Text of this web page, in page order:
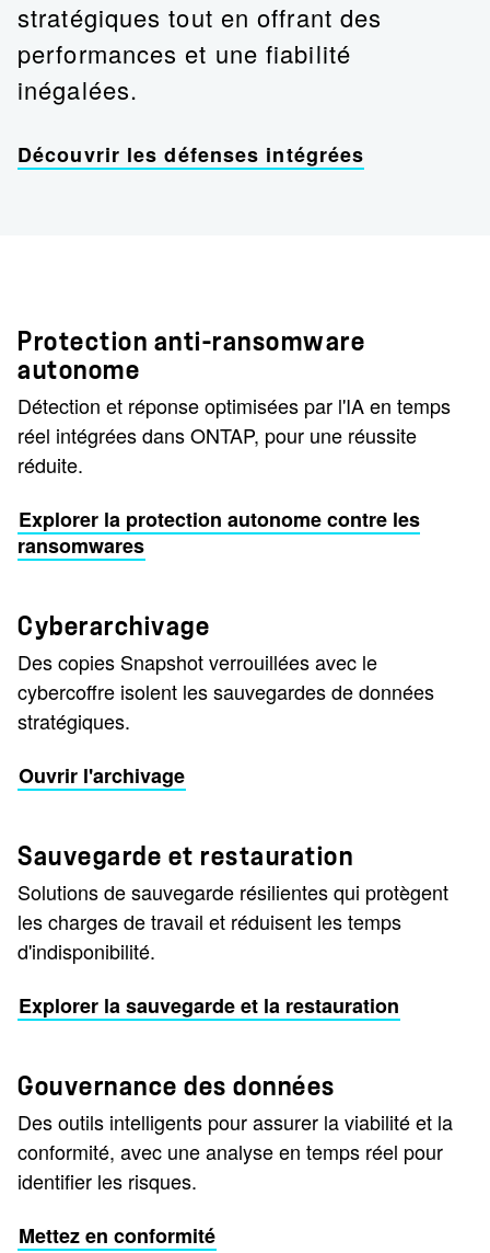
stratégiques tout en offrant des
performances et une fiabilité
inégalées.
Découvrir les défenses intégrées
Protection anti-ransomware
autonome
Détection et réponse optimisées par l'IA en temps
réel intégrées dans ONTAP, pour une réussite
réduite.
Explorer la protection autonome contre les
ransomwares
Cyberarchivage
Des copies Snapshot verrouillées avec le
cybercoffre isolent les sauvegardes de données
stratégiques.
Ouvrir l'archivage
Sauvegarde et restauration
Solutions de sauvegarde résilientes qui protègent
les charges de travail et réduisent les temps
d'indisponibilité.
Explorer la sauvegarde et la restauration
Gouvernance des données
Des outils intelligents pour assurer la viabilité et la
conformité, avec une analyse en temps réel pour
identifier les risques.
Mettez en conformité